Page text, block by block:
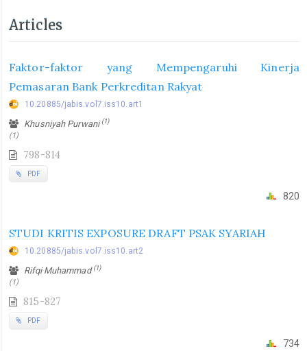
Articles
Faktor-faktor yang Mempengaruhi Kinerja
Pemasaran Bank Perkreditan Rakyat
10.20885/jabis.vol7.iss10.art1
Khusniyah Purwani(1)
(1)
798-814
PDF
820
STUDI KRITIS EXPOSURE DRAFT PSAK SYARIAH
10.20885/jabis.vol7.iss10.art2
Rifqi Muhammad(1)
(1)
815-827
PDF
734